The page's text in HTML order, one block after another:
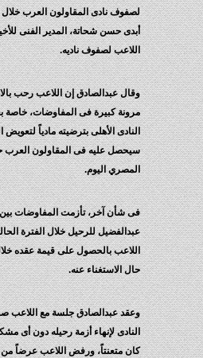
لصفوف نادى المقاولون العرب خلال
أبدى حسن شحاتة، المدير الفنى
اللاعب لصفوف ناديه.
وقال عبدالصادق إن اللاعب رحب
مرونة كبيرة فى المفاوضات، خاصة
النادى الأهلى بترضيته مادياً
سيحصل عليه فى المقاولون العرب
المصري اليوم.
فى شأن آخر، تأزمت المفاوضات بين
عبدالفضيل للرحيل خلال الفترة
اللاعب بالحصول على قيمة عقده
حال الاستغناء عنه.
وعقد عبدالصادق جلسة مع اللاعب
النادى لإنهاء أزمة رحيله دون أى
كان متعنتاً، ورفض اللاعب عرضاً